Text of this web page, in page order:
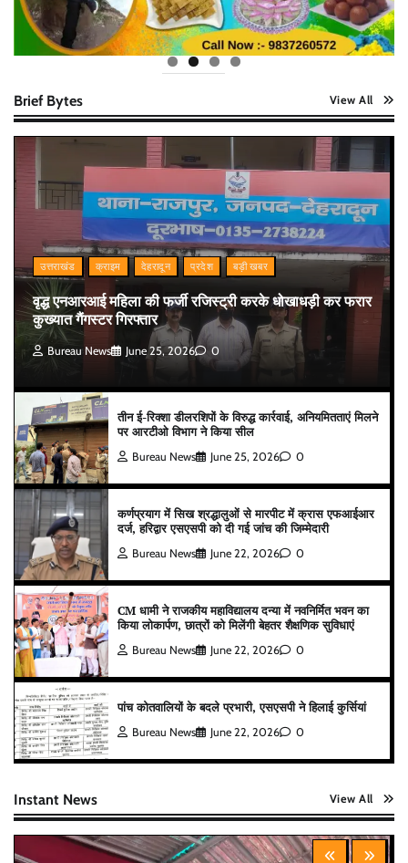
Brief Bytes View All
उत्तराखंड क्राइम देहरादून प्रदेश बड़ी खबर
वृद्ध एनआरआई महिला की फर्जी रजिस्ट्री करके धोखाधड़ी कर फरार
कुख्यात गैंगस्टर गिरफ्तार
Bureau News June 25, 2026 0
तीन ई-रिक्शा डीलरशिपों के विरुद्ध कार्रवाई, अनियमितताएं मिलने
पर आरटीओ विभाग ने किया सील
Bureau News June 25, 2026 0
कर्णप्रयाग में सिख श्रद्धालुओं से मारपीट में क्रास एफआईआर
दर्ज, हरिद्वार एसएसपी को दी गई जांच की जिम्मेदारी
Bureau News June 22, 2026 0
CM धामी ने राजकीय महाविद्यालय दन्या में नवनिर्मित भवन का
किया लोकार्पण, छात्रों को मिलेंगी बेहतर शैक्षणिक सुविधाएं
Bureau News June 22, 2026 0
पांच कोतवालियों के बदले प्रभारी, एसएसपी ने हिलाई कुर्सियां
Bureau News June 22, 2026 0
Instant News View All